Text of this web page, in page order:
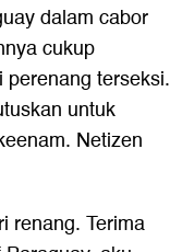
dalam cabor
cukup
terseksi.
untuk
Netizen
renang. Terima